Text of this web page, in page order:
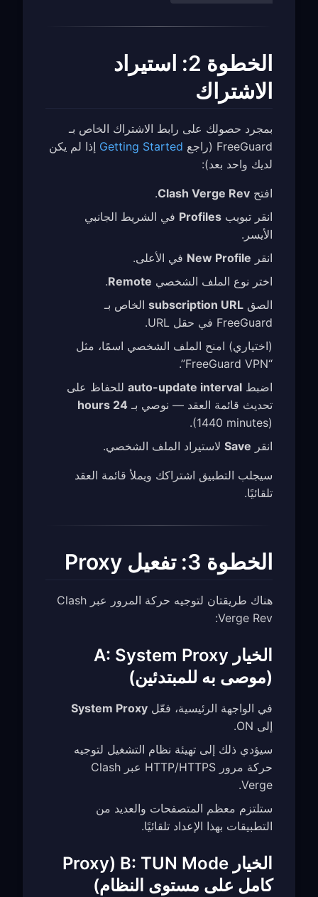
الخطوة 2: استيراد
الاشتراك
بمجرد حصولك على رابط الاشتراك الخاص بـ
FreeGuard (راجع
Getting Started إذا لم يكن
لديك واحد بعد):
افتح Clash Verge Rev
.
انقر تبويب Profiles في الشريط الجانبي
الأيسر.
انقر New Profile في الأعلى.
اختر نوع الملف الشخصي Remote
.
الصق subscription URL الخاص بـ
FreeGuard في حقل URL.
(اختياري) امنح الملف الشخصي اسمًا، مثل
“FreeGuard VPN”.
اضبط auto-update interval للحفاظ على
تحديث قائمة العقد — نوصي بـ 24 hours
(1440 minutes).
انقر Save لاستيراد الملف الشخصي.
سيجلب التطبيق اشتراكك ويملأ قائمة العقد
تلقائيًا.
الخطوة 3: تفعيل Proxy
هناك طريقتان لتوجيه حركة المرور عبر Clash
Verge Rev:
الخيار A: System Proxy
(موصى به للمبتدئين)
في الواجهة الرئيسية، فعّل System Proxy
إلى ON.
سيؤدي ذلك إلى تهيئة نظام التشغيل لتوجيه
حركة مرور HTTP/HTTPS عبر Clash
Verge.
ستلتزم معظم المتصفحات والعديد من
التطبيقات بهذا الإعداد تلقائيًا.
الخيار B: TUN Mode (Proxy
كامل على مستوى النظام)